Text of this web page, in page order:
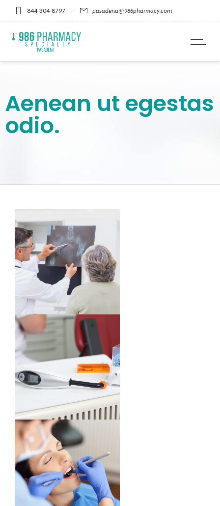
Please
note:
website
includes
844-304-8797 pasadena@986pharmacy.com
Aenean ut egestas
odio.